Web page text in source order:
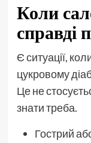
Коли
справді
Є ситуації,
цукровому
Це не
знати треба.
Гострий